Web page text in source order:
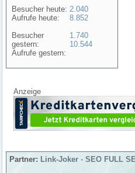
Besucher heute:
Aufrufe heute:
Besucher
gestern:
Aufrufe gestern:
2.040
8.852
1.740
10.544
Anzeige
Partner: Link-Joker - SEO FULL